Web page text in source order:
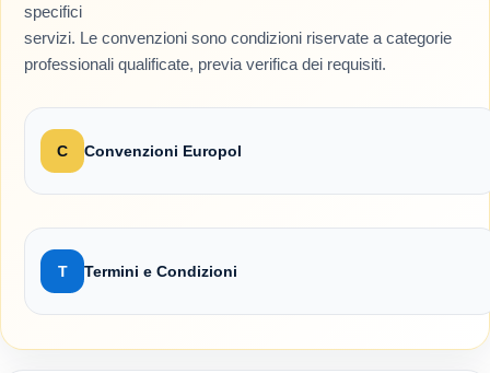
specifici
servizi. Le convenzioni sono condizioni riservate a categorie
professionali qualificate, previa verifica dei requisiti.
C Convenzioni Europol
T Termini e Condizioni